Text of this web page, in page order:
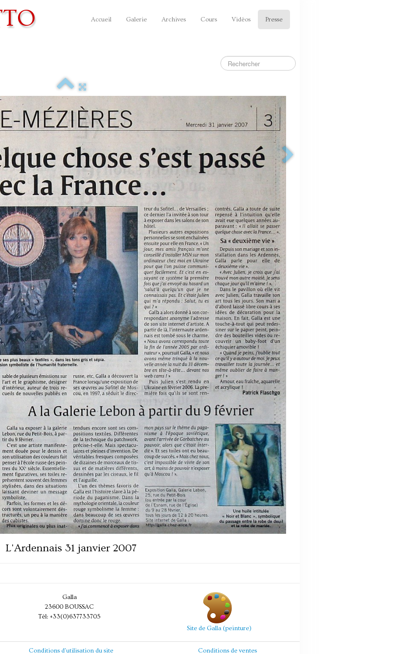
Accueil Galerie Archives Cours Vidéos Presse
L'Ardennais 31 janvier 2007
Galla
23600 BOUSSAC
Tél: +33(0)637733705
Site de Galla (peinture)
Conditions d'utilisation du site Conditions de ventes